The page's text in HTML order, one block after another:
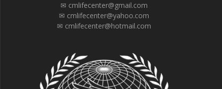
✉ cmlifecenter@gmail.com
✉ cmlifecenter@yahoo.com
✉ cmlifecenter@hotmail.com